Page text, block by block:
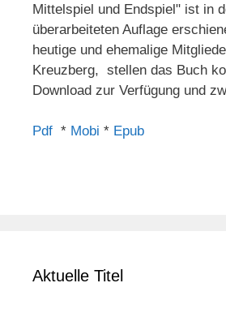
Mittelspiel und Endspiel" ist in
überarbeiteten Auflage
heutige und ehemalige
Kreuzberg, stellen das Buch
Download zur Verfügung und
Pdf * Mobi * Epub
Aktuelle Titel